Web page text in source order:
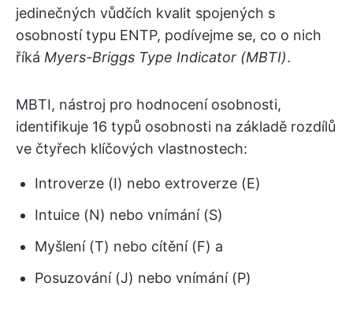
jedinečných vůdčích kvalit spojených s
osobností typu ENTP, podívejme se, co o nich
říká Myers-Briggs Type Indicator (MBTI).
MBTI, nástroj pro hodnocení osobnosti,
identifikuje 16 typů osobnosti na základě rozdílů
ve čtyřech klíčových vlastnostech:
Introverze (I) nebo extroverze (E)
Intuice (N) nebo vnímání (S)
Myšlení (T) nebo cítění (F) a
Posuzování (J) nebo vnímání (P)